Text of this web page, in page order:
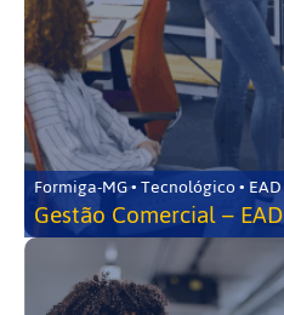
Formiga-MG • Tecnológico • EAD
Gestão Comercial – EAD